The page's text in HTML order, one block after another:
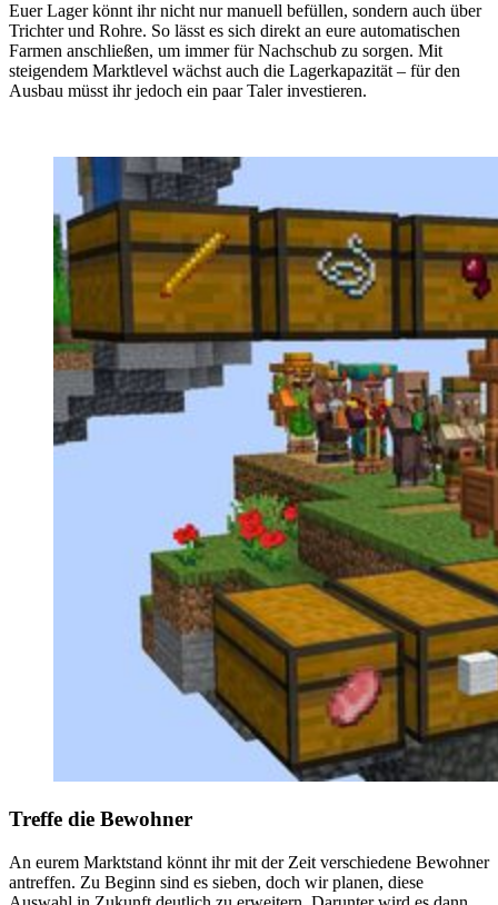
Euer Lager könnt ihr nicht nur manuell befüllen, sondern auch über
Trichter und Rohre. So lässt es sich direkt an eure automatischen
Farmen anschließen, um immer für Nachschub zu sorgen. Mit
steigendem Marktlevel wächst auch die Lagerkapazität – für den
Ausbau müsst ihr jedoch ein paar Taler investieren.
Treffe die Bewohner
An eurem Marktstand könnt ihr mit der Zeit verschiedene Bewohner
antreffen. Zu Beginn sind es sieben, doch wir planen, diese